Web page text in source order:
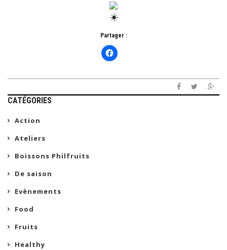
Partager :
CATÉGORIES
Action
Ateliers
Boissons Philfruits
De saison
Evènements
Food
Fruits
Healthy